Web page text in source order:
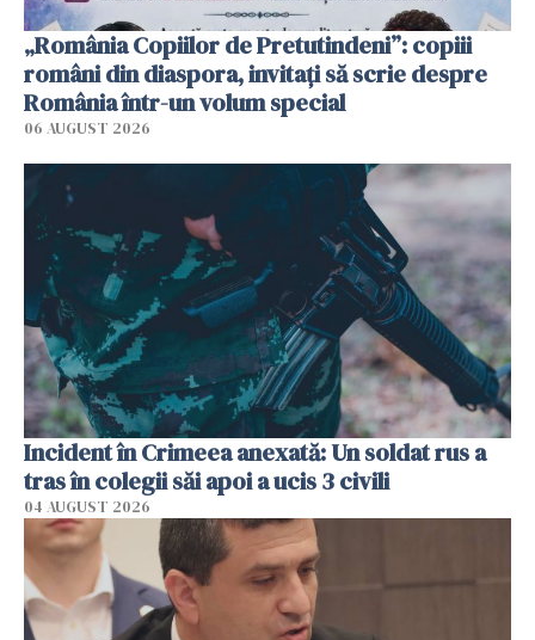
„România Copiilor de Pretutindeni”: copiii
români din diaspora, invitați să scrie despre
România într-un volum special
06 AUGUST 2026
Incident în Crimeea anexată: Un soldat rus a
tras în colegii săi apoi a ucis 3 civili
04 AUGUST 2026